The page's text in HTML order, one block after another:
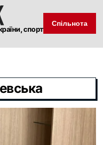
спорт
Спільнота